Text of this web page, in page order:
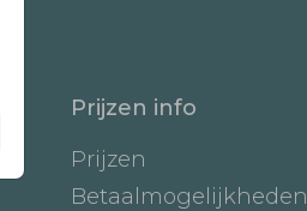
Prijzen info
Prijzen
Betaalmogelijkheden